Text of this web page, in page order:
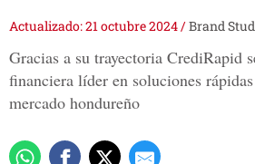
Actualizado: 21 octubre 2024/Brand
Gracias a su trayectoria CrediRapid
financiera líder en soluciones
mercado hondureño